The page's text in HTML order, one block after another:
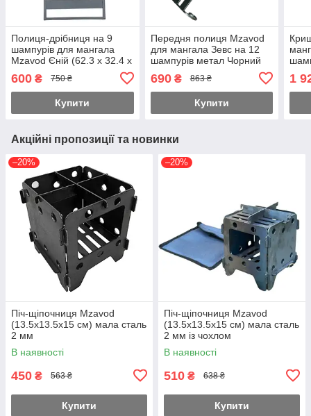
Полиця-дрібниця на 9
шампурів для мангала
Mzavod Єній (62.3 х 32.4 х
600 ₴ 750 ₴
Купити
Передня полиця Mzavod
для мангала Зевс на 12
шампурів метал Чорний
690₴ 863 ₴
Купити
1
Акційні пропозиції та новинки
–20%
Піч-щіпочниця Mzavod
(13.5х13.5х15 см) мала сталь
2 мм
В наявності
450 ₴ 563 ₴
Купити
–20%
Піч-щіпочниця Mzavod
(13.5х13.5х15 см) мала сталь
2 мм із чохлом
В наявності
510 ₴ 638 ₴
Купити